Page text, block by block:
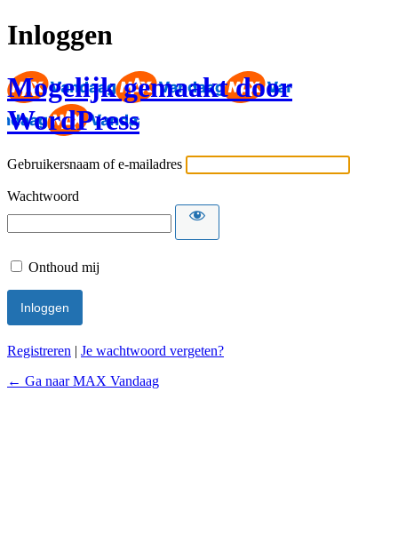
Inloggen
Mogelijk gemaakt door
WordPress
Gebruikersnaam of e-mailadres
Wachtwoord
Onthoud mij
Registreren | Je wachtwoord vergeten?
← Ga naar MAX Vandaag